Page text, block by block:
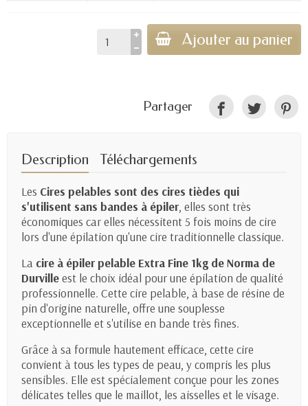
Ajouter au panier
Partager
Description Téléchargements
Les Cires pelables sont des cires tièdes qui
s'utilisent sans bandes à épiler , elles sont très
économiques car elles nécessitent 5 fois moins de cire
lors d'une épilation qu'une cire traditionnelle classique.
La cire à épiler pelable Extra Fine 1kg de Norma de
Durvilleest le choix idéal pour une épilation de qualité
professionnelle. Cette cire pelable, à base de résine de
pin d'origine naturelle, offre une souplesse
exceptionnelle et s'utilise en bande très fines.
Grâce à sa formule hautement efficace, cette cire
convient à tous les types de peau, y compris les plus
sensibles. Elle est spécialement conçue pour les zones
délicates telles que le maillot, les aisselles et le visage.